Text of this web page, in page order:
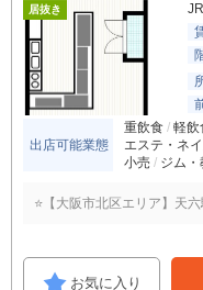
居抜き
出店可能業態
重飲食 軽飲
エステ・ネイ
小売
ジム
⭐【大阪市北区エリア】天
お気に入り